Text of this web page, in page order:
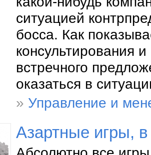
ситуацией
босса. Как
консультирования
встречного
оказаться в
» Управление и
Азартные игры,